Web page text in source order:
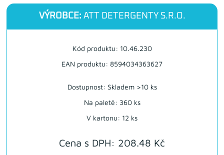
VÝROBCE: ATT DETERGENTY S.R.O.
Cena s DPH: 208.48 Kč
Kód produktu: 10.46.230
EAN produktu: 8594034363627
Dostupnost: Skladem >10 ks
Na paletě: 360 ks
V kartonu: 12 ks